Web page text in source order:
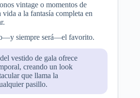
vintage o momentos de
vida a la fantasía completa en
siempre será—el favorito.
vestido de gala ofrece
creando un look
que llama la
pasillo.